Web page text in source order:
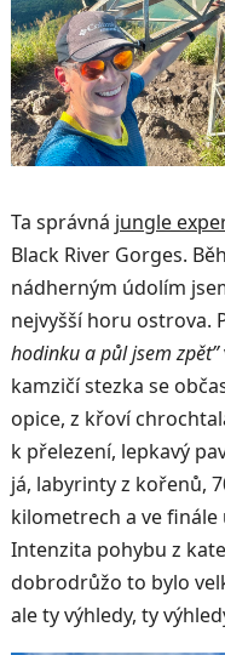
Ta správná jungle
Black River Gorges.
nádherným údolím
nejvyšší horu ostrova.
hodinku a půl jsem zpět”
kamzičí stezka se
opice, z křoví
k přelezení, lepkavý
já, labyrinty z kořenů,
kilometrech a ve
Intenzita pohybu z
dobrodrůžo to bylo
ale ty výhledy, ty